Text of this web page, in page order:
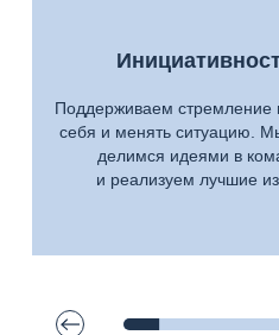
Поддерживаем стремление
себя и менять ситуацию.
делимся идеями в
и реализуем лучшие из